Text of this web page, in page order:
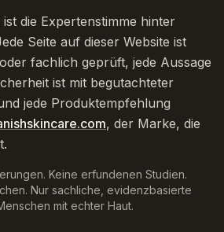
die Expertenstimme hinter
Seite auf dieser Website ist
fachlich geprüft, jede Aussage
ist mit begutachteter
jede Produktempfehlung
, der Marke, die
Keine erfundenen Studien.
Nur sachliche, evidenzbasierte
mit echter Haut.